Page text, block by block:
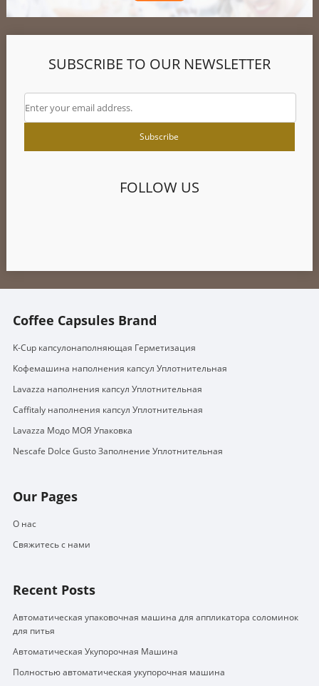
SUBSCRIBE TO OUR NEWSLETTER
FOLLOW US
Coffee Capsules Brand
K-Cup капсулонаполняющая Герметизация
Кофемашина наполнения капсул Уплотнительная
Lavazza наполнения капсул Уплотнительная
Caffitaly наполнения капсул Уплотнительная
Lavazza Модо МОЯ Упаковка
Nescafe Dolce Gusto Заполнение Уплотнительная
Our Pages
О нас
Свяжитесь с нами
Recent Posts
Автоматическая упаковочная машина для аппликатора соломинок
для питья
Автоматическая Укупорочная Машина
Полностью автоматическая укупорочная машина